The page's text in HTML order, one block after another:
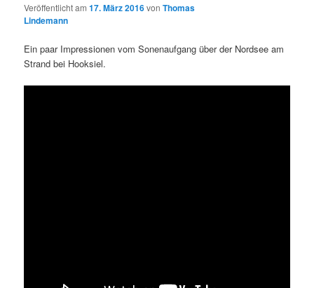
Veröffentlicht am17. März 2016vonThomas
Lindemann
Ein paar Impressionen vom Sonenaufgang über der Nordsee am
Strand bei Hooksiel.